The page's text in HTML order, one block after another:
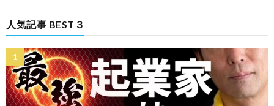
人気記事 BEST３